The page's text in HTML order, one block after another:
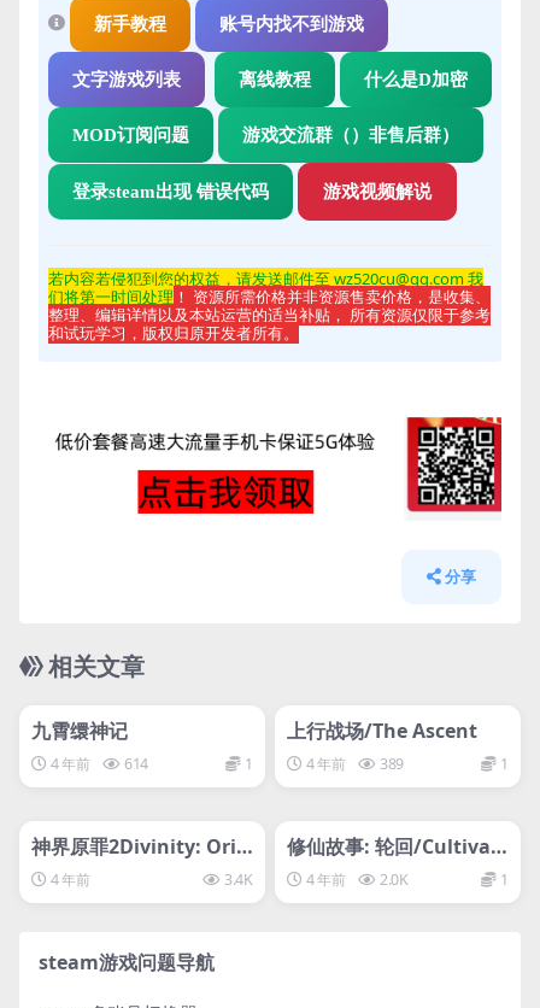
新手教程 账号内找不到游戏
文字游戏列表 离线教程 什么是D加密
MOD订阅问题 游戏交流群（）非售后群）
登录steam出现 错误代码 游戏视频解说
若内容若侵犯到您的权益，请发送邮件至 wz520cu@qq.com 我
们将第一时间处理 ！ 资源所需价格并非资源售卖价格，是收集、
整理、编辑详情以及本站运营的适当补贴， 所有资源仅限于参考
和试玩学习，版权归原开发者所有。
分享
相关文章
九霄缳神记
4 年前 614 1
上行战场/The Ascent
4 年前 389 1
svip专属
神界原罪2Divinity: Orig
inal Sin 2 – Definitive E
dition
4 年前 3.4K
svip专属
修仙故事: 轮回/Cultivati
on Story: Reincarnatio
n
4 年前 2.0K 1
steam游戏问题导航